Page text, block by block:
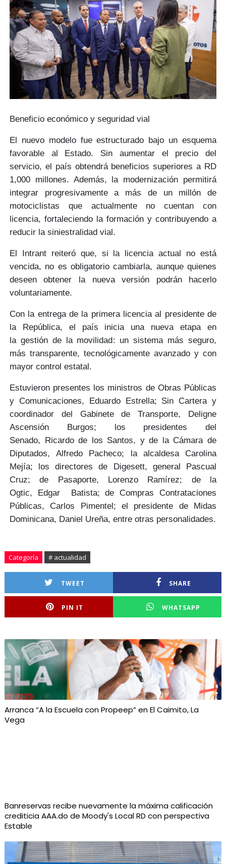
Beneficio económico y seguridad vial
El nuevo modelo fue estructurado bajo un esquema
favorable al Estado. Sin aumentar el precio del
servicio, el país obtendrá beneficios superiores a RD
1,000 millones. Además, la modernización permitirá
integrar progresivamente a más de un millón de
motociclistas que actualmente no cuentan con
licencia, fortaleciendo la formación y contribuyendo a
reducir la siniestralidad vial.
El Intrantreiteró que, si la licencia actual no está
vencida, no es obligatorio cambiarla, aunque quienes
deseen obtener la nueva versión podrán hacerlo
voluntariamente.
Con la entrega de la primera licencia al presidente de
la República, el país inicia una nueva etapa en
la gestión de la movilidad: un sistema más seguro,
más transparente, tecnológicamente avanzado y con
mayor control estatal.
Estuvieron presentes los ministros de Obras Públicas
y Comunicaciones, Eduardo Estrella; Sin Cartera y
coordinador del Gabinete de Transporte, Deligne
Ascensión Burgos; los presidentes del
Senado, Ricardo de los Santos, y de la Cámara de
Diputados,Alfredo Pacheco; la alcaldesaCarolina
Mejía; los directores de Digesett, general Pascual
Cruz; de Pasaporte, Lorenzo Ramírez; de la
Ogtic, Edgar Batista; de Compras Contrataciones
Públicas,Carlos Pimentel; el presidente de Midas
Dominicana, Daniel Ureña, entre otras personalidades.
Categoría # actualidad
TWEET SHARE
PIN IT WHATSAPP
Arranca “A la Escuela con Propeep” en El Caimito, La
Vega
Banreservas recibe nuevamente la máxima calificación
crediticia AAA.do de Moody's Local RD con perspectiva
Estable